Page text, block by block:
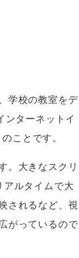
学校の教室をデ
ンターネットイ
ことです。
。大きなスクリ
アルタイムで大
されるなど、視
がっているので